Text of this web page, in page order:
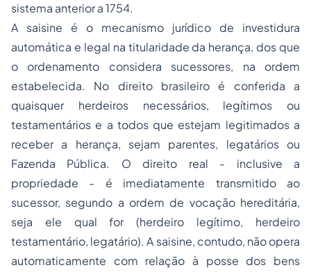
sistema anterior a 1754.
A saisine é o mecanismo jurídico de investidura
automática e legal na titularidade da herança, dos que
o ordenamento considera sucessores, na ordem
estabelecida. No direito brasileiro é conferida a
quaisquer herdeiros necessários, legítimos ou
testamentários e a todos que estejam legitimados a
receber a herança, sejam parentes, legatários ou
Fazenda Pública. O direito real - inclusive a
propriedade - é imediatamente transmitido ao
sucessor, segundo a ordem de vocação hereditária,
seja ele qual for (herdeiro legítimo, herdeiro
testamentário, legatário). A saisine, contudo, não opera
automaticamente com relação à posse dos bens